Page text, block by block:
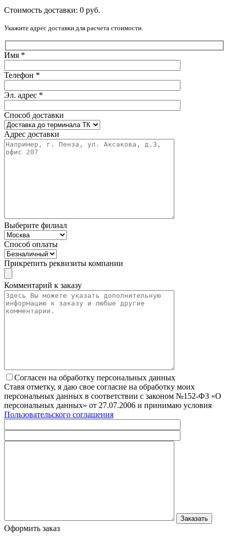
Стоимость доставки: 0 руб.
Укажите адрес доставки для расчета стоимости.
Имя *
Телефон *
Эл. адрес *
Способ доставки
Адрес доставки
Выберите филиал
Способ оплаты
Прикрепить реквизиты компании
Комментарий к заказу
Согласен на обработку персональных данных
Ставя отметку, я даю свое согласие на обработку моих
персональных данных в соответствии с законом №152-Ф3 «О
персональных данных» от 27.07.2006 и принимаю условия
Пользовательского соглашения
Оформить заказ